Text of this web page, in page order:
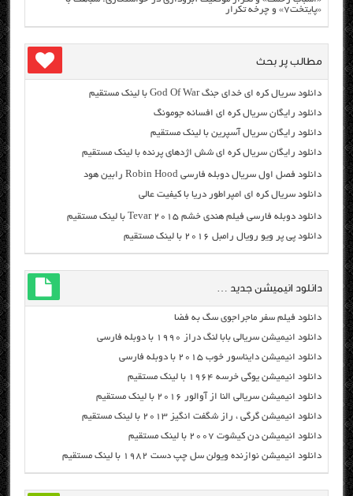
«پایتخت۷» و چرخه تکرار
مطالب پر بحث
دانلود سریال کره ای خدای جنگ God Of War با لینک مستقیم
دانلود رایگان سریال کره ای افسانه جومونگ
دانلود رایگان سریال آسپرین با لینک مستقیم
دانلود رایگان سریال کره ای شش اژدهای پرنده با لینک مستقیم
دانلود فصل اول سریال دوبله فارسی Robin Hood رابین هود
دانلود سریال کره ای امپراطور دریا با کیفیت عالی
دانلود دوبله فارسی فیلم هندی خشم Tevar ۲۰۱۵ با لینک مستقیم
دانلود پی پر ویو رویال رامبل ۲۰۱۶ با لینک مستقیم
دانلود انیمیشن جدید …
دانلود فیلم سفر ماجراجوی سگ به فضا
دانلود انیمیشن سریالی بابا لنگ دراز ۱۹۹۰ با دوبله فارسی
دانلود انیمیشن دایناسور خوب ۲۰۱۵ با دوبله فارسی
دانلود انیمیشن یوگی خرسه ۱۹۶۴ با لینک مستقیم
دانلود انیمیشن سریالی النا از آوالور ۲۰۱۶ با لینک مستقیم
دانلود انیمیشن گرگی ، راز شگفت انگیز ۲۰۱۳ با لینک مستقیم
دانلود انیمیشن دن کیشوت ۲۰۰۷ با لینک مستقیم
دانلود انیمیشن نوازنده ویولن سل چپ دست ۱۹۸۲ با لینک مستقیم